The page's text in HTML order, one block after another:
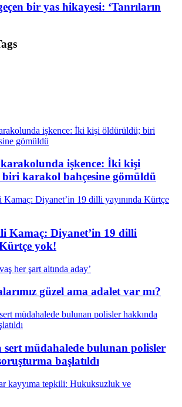
bir yas hikayesi: ‘Tanrıların
işkence: İki kişi
karakol bahçesine gömüldü
Kamaç: Diyanet’in 19 dilli
yok!
güzel ama adalet var mı?
sert müdahalede bulunan polisler
başlatıldı